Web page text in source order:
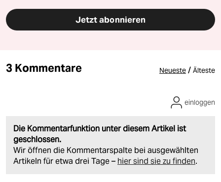
Jetzt abonnieren
3 Kommentare Neueste / Älteste
Die Kommentarfunktion unter diesem Artikel ist
geschlossen.
Wir öffnen die Kommentarspalte bei ausgewählten
Artikeln für etwa drei Tage – hier sind sie zu finden.
einloggen